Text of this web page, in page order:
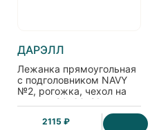
ДАРЭЛЛ
Лежанка прямоугольная
с подголовником NAVY
№2, рогожка, чехол на
молнии 90*60*21см,
2115 ₽